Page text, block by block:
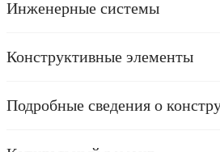
Инженерные системы
канализация
трубы отопление
Конструктивные элементы
канализация
Подробные сведения о